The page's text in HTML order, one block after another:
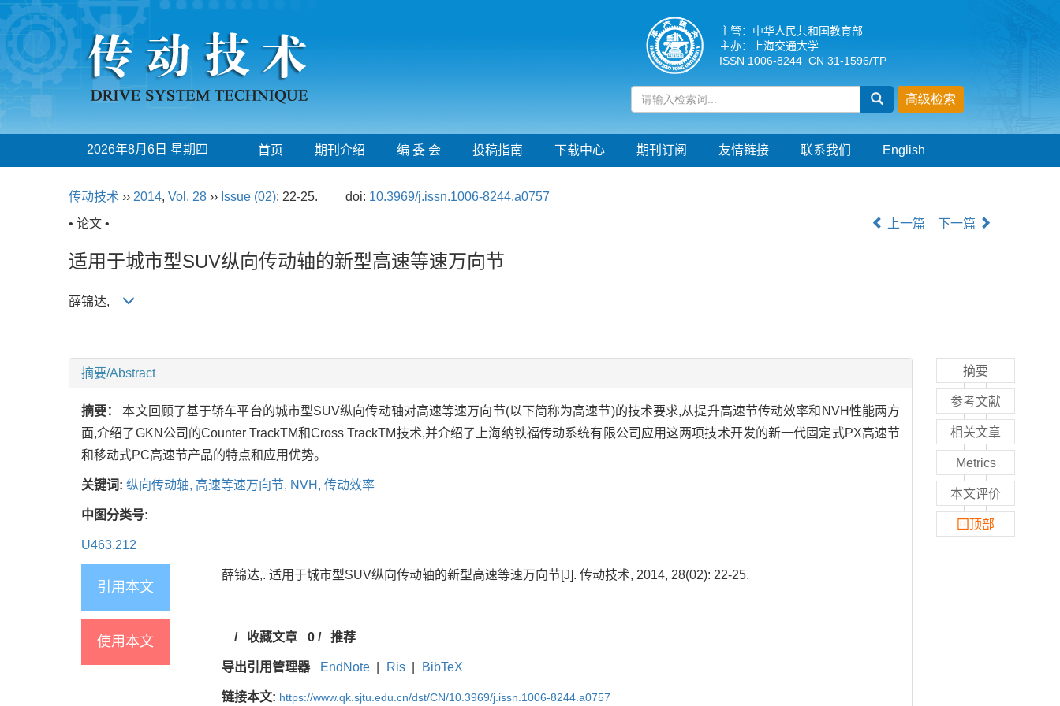
主管：中华人民共和国教育部
主办：上海交通大学
ISSN 1006-8244 CN 31-1596/TP
2026年8月6日 星期四 首页 期刊介绍 编 委 会 投稿指南 下载中心 期刊订阅 友情链接 联系我们 English
传动技术 ›› 2014, Vol. 28 ›› Issue (02): 22-25. doi: 10.3969/j.issn.1006-8244.a0757
• 论文 •
上一篇 下一篇
适用于城市型SUV纵向传动轴的新型高速等速万向节
薛锦达,
摘要/Abstract
摘要：本文回顾了基于轿车平台的城市型SUV纵向传动轴对高速等速万向节(以下简称为高速节)的技术要求,从提升高速节传动效率和NVH性能两方
面,介绍了GKN公司的Counter TrackTM和Cross TrackTM技术,并介绍了上海纳铁福传动系统有限公司应用这两项技术开发的新一代固定式PX高速节
和移动式PC高速节产品的特点和应用优势。
关键词: 纵向传动轴, 高速等速万向节, NVH, 传动效率
中图分类号:
U463.212
引用本文
薛锦达,. 适用于城市型SUV纵向传动轴的新型高速等速万向节[J]. 传动技术, 2014, 28(02): 22-25.
使用本文 / 收藏文章 0/ 推荐
导出引用管理器 EndNote Ris BibTeX
链接本文: https://www.qk.sjtu.edu.cn/dst/CN/10.3969/j.issn.1006-8244.a0757
摘要
参考文献
相关文章
Metrics
本文评价
回顶部